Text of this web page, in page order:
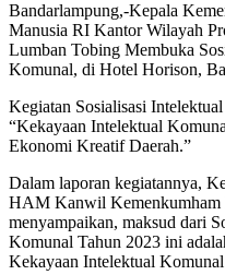
Bandarlampung,-Kepala
Manusia RI Kantor Wilayah
Lumban Tobing Membuka
Komunal, di Hotel Horison,
Kegiatan Sosialisasi
“Kekayaan Intelektual
Ekonomi Kreatif Daerah.”
Dalam laporan kegiatannya,
HAM Kanwil Kemenkumham
menyampaikan, maksud dari
Komunal Tahun 2023 ini
Kekayaan Intelektual